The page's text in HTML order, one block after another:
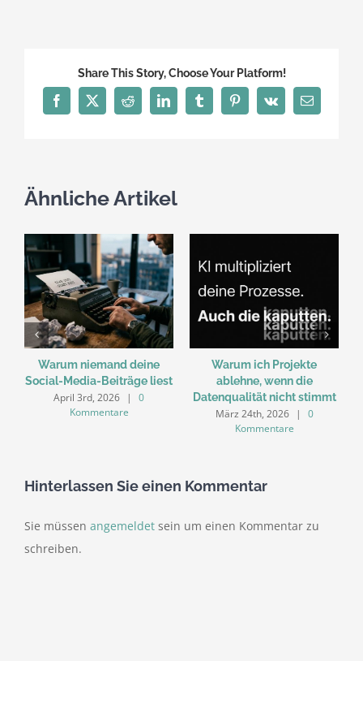
Share This Story, Choose Your Platform!
Facebook
X RedditLinkedInTumblrPinterest
Vk
E-
Mail
Ähnliche Artikel
Warum niemand deine
Social-Media-Beiträge liest
April 3rd, 2026 |
0
Kommentare
Warum ich Projekte
ablehne, wenn die
Datenqualität nicht stimmt
März 24th, 2026 |
0
Kommentare
Hinterlassen Sie einen Kommentar
Sie müssen angemeldet sein um einen Kommentar zu
schreiben.